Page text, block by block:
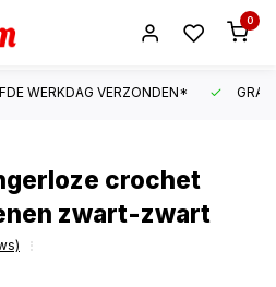
0
WERKDAG VERZONDEN*
crochet
zwart-zwart